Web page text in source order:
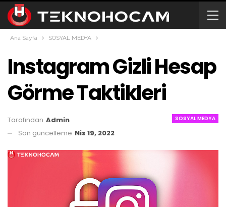
Ana Sayfa SOSYAL MEDYA
Instagram Gizli Hesap
Görme Taktikleri
SOSYAL MEDYA
Tarafından Admin
Son güncelleme Nis 19, 2022